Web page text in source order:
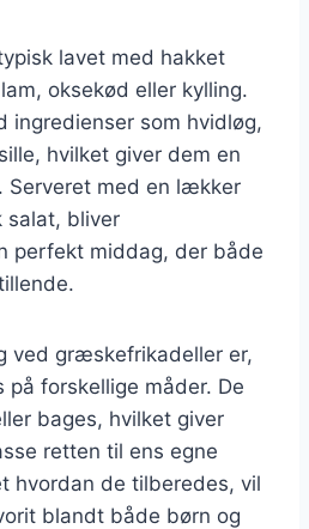
lavet med hakket
oksekød eller kylling.
ingredienser som hvidløg,
hvilket giver dem en
Serveret med en lækker
salat, bliver
perfekt middag, der både
ved græskefrikadeller er,
forskellige måder. De
bages, hvilket giver
retten til ens egne
hvordan de tilberedes, vil
blandt både børn og